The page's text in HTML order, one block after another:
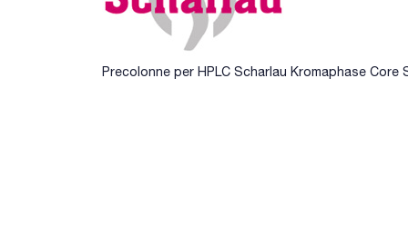
Precolonne per HPLC Scharlau Kromaphase Core